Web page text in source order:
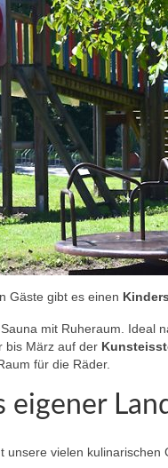
Gäste gibt es einen
mit Ruheraum.
bis März auf der
für die Räder.
eigener
vielen